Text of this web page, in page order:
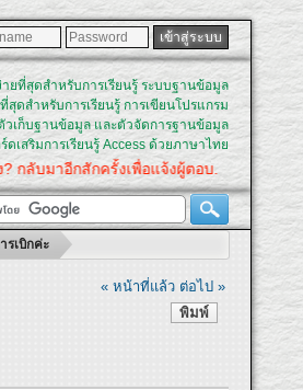
ยที่สุดสำหรับการเรียนรู้ ระบบฐานข้อมูล
สุดสำหรับการเรียนรู้ การเขียนโปรแกรม
วเก็บฐานข้อมูล และตัวจัดการฐานข้อมูล
ดเสริมการเรียนรู้ Access ด้วยภาษาไทย
อีกสักครั้งเพื่อแจ้งผู้ตอบ.
รเบิกค่ะ
« หน้าที่แล้ว ต่อไป »
พิมพ์